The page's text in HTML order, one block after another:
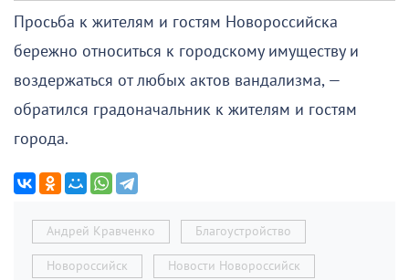
Просьба к жителям и гостям Новороссийска
бережно относиться к городскому имуществу и
воздержаться от любых актов вандализма, —
обратился градоначальник к жителям и гостям
города.
Андрей Кравченко Благоустройство
Новороссийск Новости Новороссийск